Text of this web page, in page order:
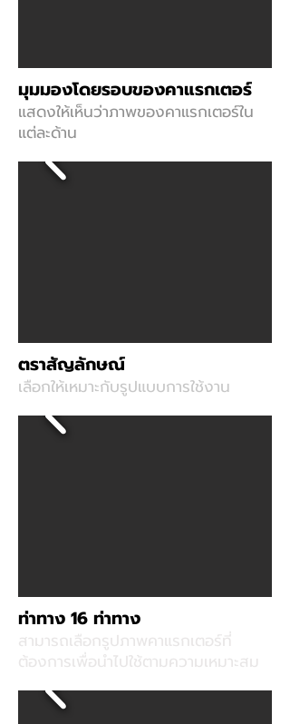
มุมมองโดยรอบของคาแรกเตอร์
แสดงให้เห็นว่าภาพของคาแรกเตอร์ใน
แต่ละด้าน
ตราสัญลักษณ์
เลือกให้เหมาะกับรูปแบบการใช้งาน
ท่าทาง 16 ท่าทาง
สามารถเลือกรูปภาพคาแรกเตอร์ที่
ต้องการเพื่อนำไปใช้ตามความเหมาะสม